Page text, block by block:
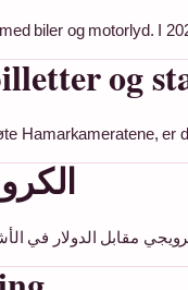
biler og motorlyd. I
og
Hamarkameratene, er